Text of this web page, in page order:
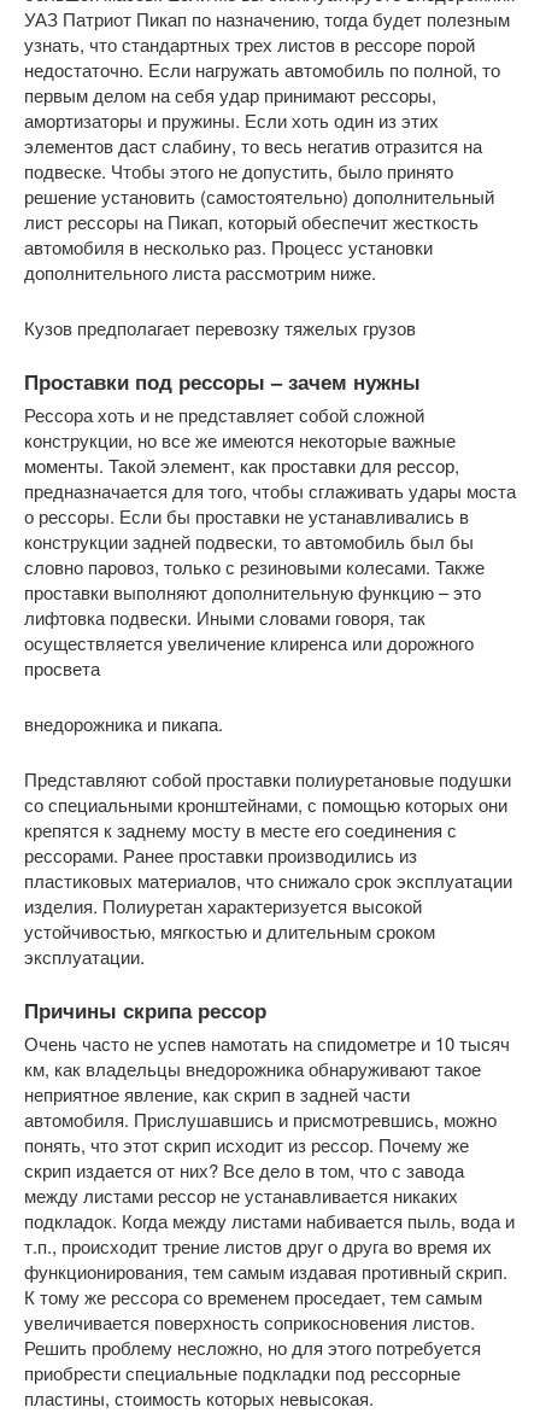
УАЗ Патриот Пикап по назначению, тогда будет полезным
узнать, что стандартных трех листов в рессоре порой
недостаточно. Если нагружать автомобиль по полной, то
первым делом на себя удар принимают рессоры,
амортизаторы и пружины. Если хоть один из этих
элементов даст слабину, то весь негатив отразится на
подвеске. Чтобы этого не допустить, было принято
решение установить (самостоятельно) дополнительный
лист рессоры на Пикап, который обеспечит жесткость
автомобиля в несколько раз. Процесс установки
дополнительного листа рассмотрим ниже.
Кузов предполагает перевозку тяжелых грузов
Проставки под рессоры – зачем нужны
Рессора хоть и не представляет собой сложной
конструкции, но все же имеются некоторые важные
моменты. Такой элемент, как проставки для рессор,
предназначается для того, чтобы сглаживать удары моста
о рессоры. Если бы проставки не устанавливались в
конструкции задней подвески, то автомобиль был бы
словно паровоз, только с резиновыми колесами. Также
проставки выполняют дополнительную функцию – это
лифтовка подвески. Иными словами говоря, так
осуществляется увеличение клиренса или дорожного
просвета
внедорожника и пикапа.
Представляют собой проставки полиуретановые подушки
со специальными кронштейнами, с помощью которых они
крепятся к заднему мосту в месте его соединения с
рессорами. Ранее проставки производились из
пластиковых материалов, что снижало срок эксплуатации
изделия. Полиуретан характеризуется высокой
устойчивостью, мягкостью и длительным сроком
эксплуатации.
Причины скрипа рессор
Очень часто не успев намотать на спидометре и 10 тысяч
км, как владельцы внедорожника обнаруживают такое
неприятное явление, как скрип в задней части
автомобиля. Прислушавшись и присмотревшись, можно
понять, что этот скрип исходит из рессор. Почему же
скрип издается от них? Все дело в том, что с завода
между листами рессор не устанавливается никаких
подкладок. Когда между листами набивается пыль, вода и
т.п., происходит трение листов друг о друга во время их
функционирования, тем самым издавая противный скрип.
К тому же рессора со временем проседает, тем самым
увеличивается поверхность соприкосновения листов.
Решить проблему несложно, но для этого потребуется
приобрести специальные подкладки под рессорные
пластины, стоимость которых невысокая.